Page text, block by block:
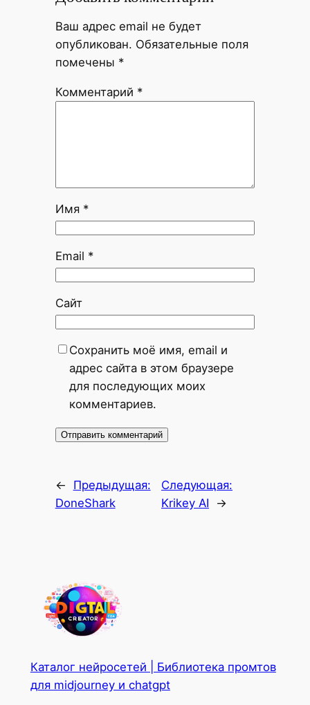
Ваш адрес email не будет
опубликован. Обязательные поля
помечены *
Комментарий *
Имя *
Email *
Сайт
Сохранить моё имя, email и
адрес сайта в этом браузере
для последующих моих
комментариев.
←
Предыдущая:
DoneShark
Следующая:
Krikey AI
→
Каталог нейросетей | Библиотека промтов
для midjourney и chatgpt